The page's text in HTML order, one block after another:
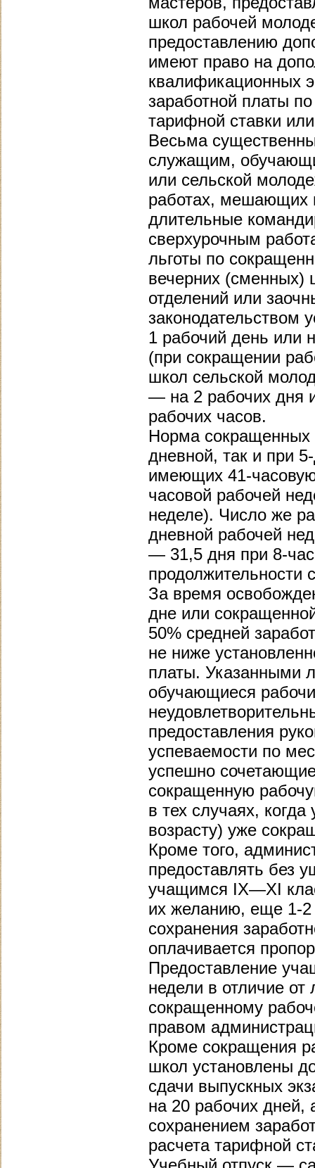
школ рабочей
предоставлению
имеют право на
квалификационных
заработной платы
тарифной ставки
Весьма
служащим,
или сельской
работах, мешающих
длительные
сверхурочным
льготы по
вечерних (сменных)
отделений или
законодательством
1 рабочий день или
(при сокращении
школ сельской
— на 2 рабочих дня
рабочих часов.
Норма сокращенных
дневной, так и при
имеющих 41-
часовой рабочей
неделе). Число же
дневной рабочей
— 31,5 дня при 8-
продолжительности
За время
дне или
50% средней
не ниже
платы. Указанными
обучающиеся
предоставления
успеваемости по
успешно
сокращенную
в тех случаях,
возрасту) уже
Кроме того,
предоставлять без
учащимся IX—XI
их желанию, еще 1-2
сохранения
оплачивается
Предоставление
недели в отличие
сокращенному
правом
Кроме сокращения
школ установлены
сдачи выпускных
на 20 рабочих
сохранением
расчета тарифной